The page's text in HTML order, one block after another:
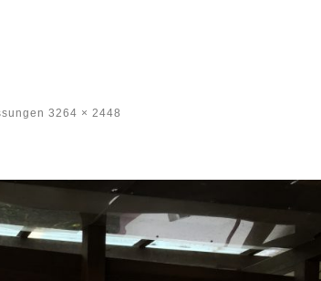
3264 × 2448